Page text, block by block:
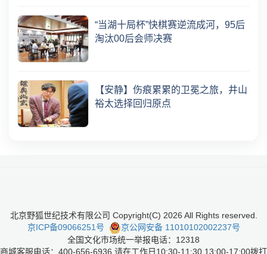
“当湖十局杯”快棋赛逆流成河，95后
淘汰00后会师决赛
【安静】伤痕累累的卫冕之旅，井山
裕太选择回归原点
北京野狐世纪技术有限公司 Copyright(C) 2026 All Rights reserved.
京ICP备09066251号
京公网安备 11010102002237号
全国文化市场统一举报电话：12318
商城客服电话：400-656-6936 请在工作日10:30-11:30 13:00-17:00拨打